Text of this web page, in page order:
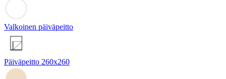
Valkoinen päiväpeitto
Päiväpeitto 260x260